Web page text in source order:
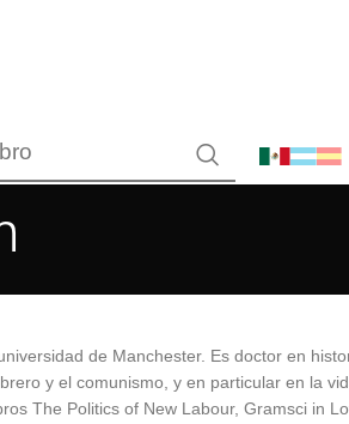
de Manchester. Es doctor en
y el comunismo, y en particular en la
The Politics of New Labour, Gramsci in